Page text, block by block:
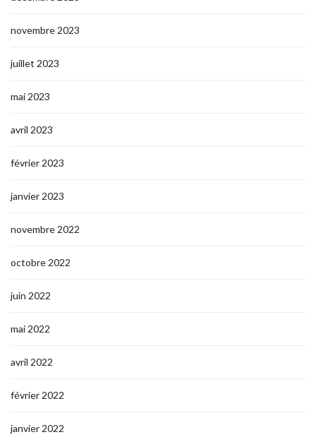
novembre 2023
juillet 2023
mai 2023
avril 2023
février 2023
janvier 2023
novembre 2022
octobre 2022
juin 2022
mai 2022
avril 2022
février 2022
janvier 2022